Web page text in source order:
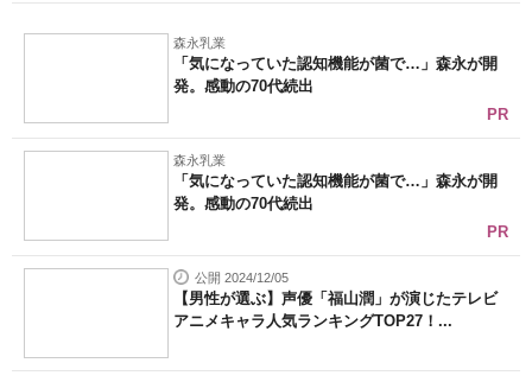
森永乳業
「気になっていた認知機能が菌で…」森永が開
発。感動の70代続出
PR
森永乳業
「気になっていた認知機能が菌で…」森永が開
発。感動の70代続出
PR
公開 2024/12/05
【男性が選ぶ】声優「福山潤」が演じたテレビ
アニメキャラ人気ランキングTOP27！...